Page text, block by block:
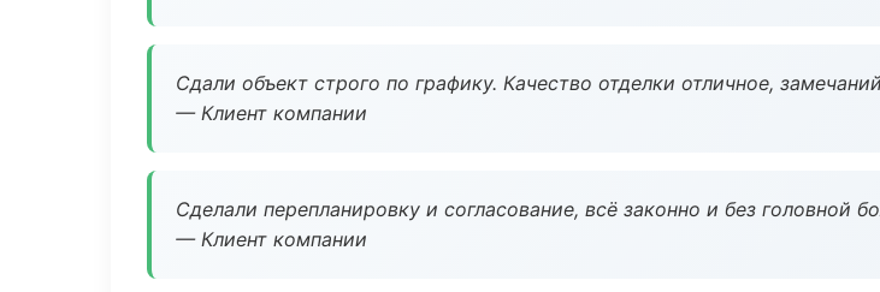
Сдали объект строго по графику. Качество отделки отличное,
— Клиент компании
Сделали перепланировку и согласование, всё законно и без головной
— Клиент компании